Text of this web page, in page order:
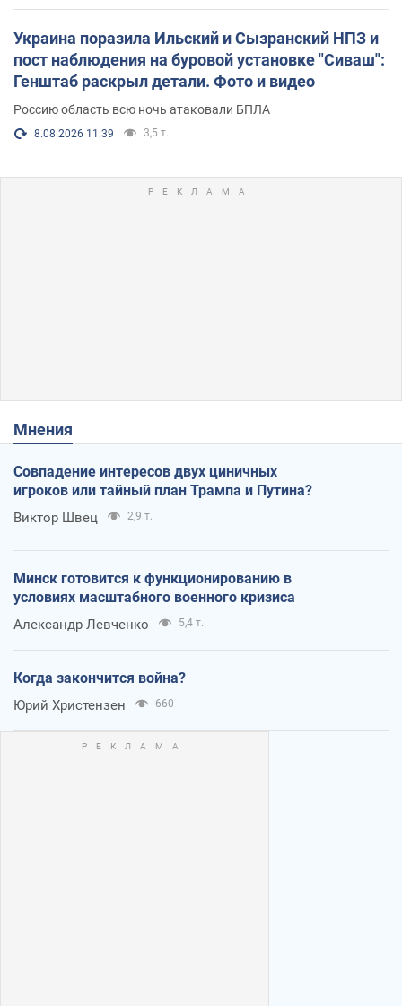
Украина поразила Ильский и Сызранский НПЗ и
пост наблюдения на буровой установке "Сиваш":
Генштаб раскрыл детали. Фото и видео
Россию область всю ночь атаковали БПЛА
8.08.2026 11:39 3,5 т.
Мнения
Совпадение интересов двух циничных
игроков или тайный план Трампа и Путина?
Виктор Швец 2,9 т.
Минск готовится к функционированию в
условиях масштабного военного кризиса
Александр Левченко 5,4 т.
Когда закончится война?
Юрий Христензен 660